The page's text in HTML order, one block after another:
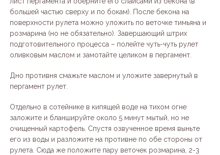
большей частью сверху и по бокам). После бекона на
поверхности рулета можно уложить по веточке тимьяна и
розмарина (но не обязательно). Завершающий штрих
подготовительного процесса – полейте чуть-чуть рулет
оливковым маслом и замотайте целиком в пергамент.
Дно противня смажьте маслом и уложите завернутый в
пергамент рулет.
Отдельно в сотейнике в кипящей воде на тихом огне
заложите и бланшируйте около 5 минут мытый, но не
очищенный картофель. Спустя озвученное время выньте
его из воды и разложите на противне по обе стороны от
рулета. Сюда же положите пару веточек розмарина, 2-3